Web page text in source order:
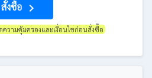
สั่งซื้อ navigate_next
วามคุ้มครองและเงื่อนไขก่อนสั่งซื้อ